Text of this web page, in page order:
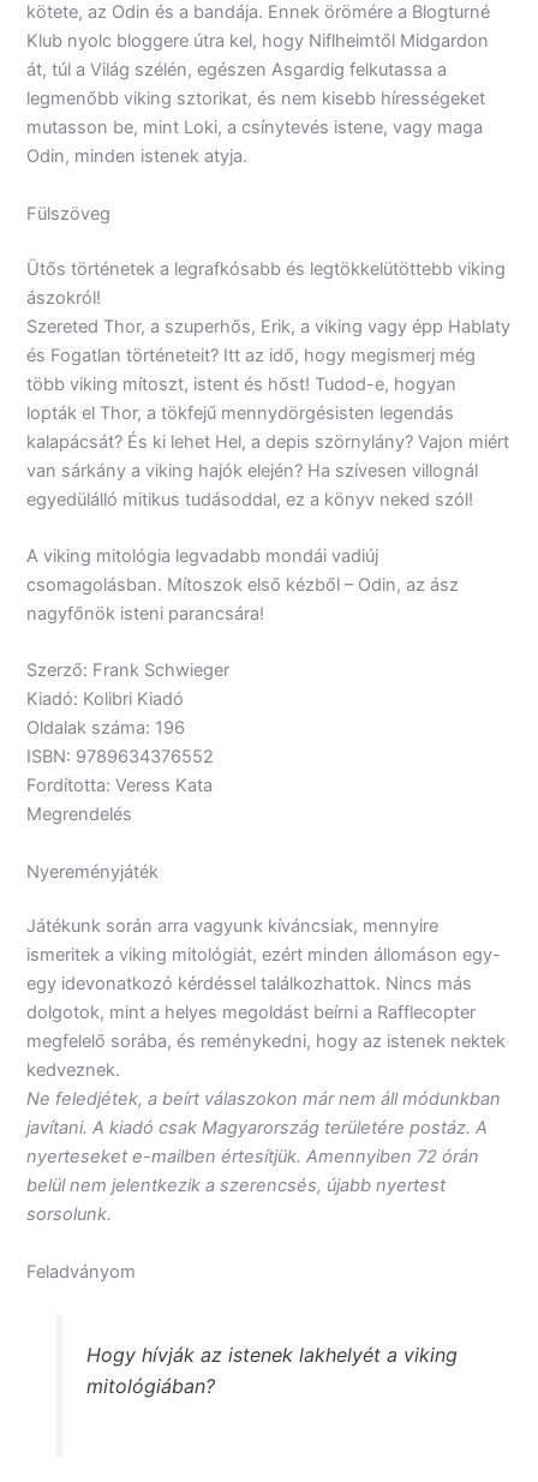
kötete, az Odin és a bandája. Ennek örömére a Blogturné
Klub nyolc bloggere útra kel, hogy Niflheimtől Midgardon
át, túl a Világ szélén, egészen Asgardig felkutassa a
legmenőbb viking sztorikat, és nem kisebb hírességeket
mutasson be, mint Loki, a csínytevés istene, vagy maga
Odin, minden istenek atyja.
Fülszöveg
Ütős történetek a legrafkósabb és legtökkelütöttebb viking
ászokról!
Szereted Thor, a szuperhős, Erik, a viking vagy épp Hablaty
és Fogatlan történeteit? Itt az idő, hogy megismerj még
több viking mítoszt, istent és hőst! Tudod-e, hogyan
lopták el Thor, a tökfejű mennydörgésisten legendás
kalapácsát? És ki lehet Hel, a depis szörnylány? Vajon miért
van sárkány a viking hajók elején? Ha szívesen villognál
egyedülálló mitikus tudásoddal, ez a könyv neked szól!
A viking mitológia legvadabb mondái vadiúj
csomagolásban. Mítoszok első kézből – Odin, az ász
nagyfőnök isteni parancsára!
Szerző: Frank Schwieger
Kiadó: Kolibri Kiadó
Oldalak száma: 196
ISBN: 9789634376552
Fordította: Veress Kata
Megrendelés
Nyereményjáték
Játékunk során arra vagyunk kíváncsiak, mennyire
ismeritek a viking mitológiát, ezért minden állomáson egy-
egy idevonatkozó kérdéssel találkozhattok. Nincs más
dolgotok, mint a helyes megoldást beírni a Rafflecopter
megfelelő sorába, és reménykedni, hogy az istenek nektek
kedveznek.
Ne feledjétek, a beírt válaszokon már nem áll módunkban
javítani. A kiadó csak Magyarország területére postáz. A
nyerteseket e-mailben értesítjük. Amennyiben 72 órán
belül nem jelentkezik a szerencsés, újabb nyertest
sorsolunk.
Feladványom
Hogy hívják az istenek lakhelyét a viking
mitológiában?